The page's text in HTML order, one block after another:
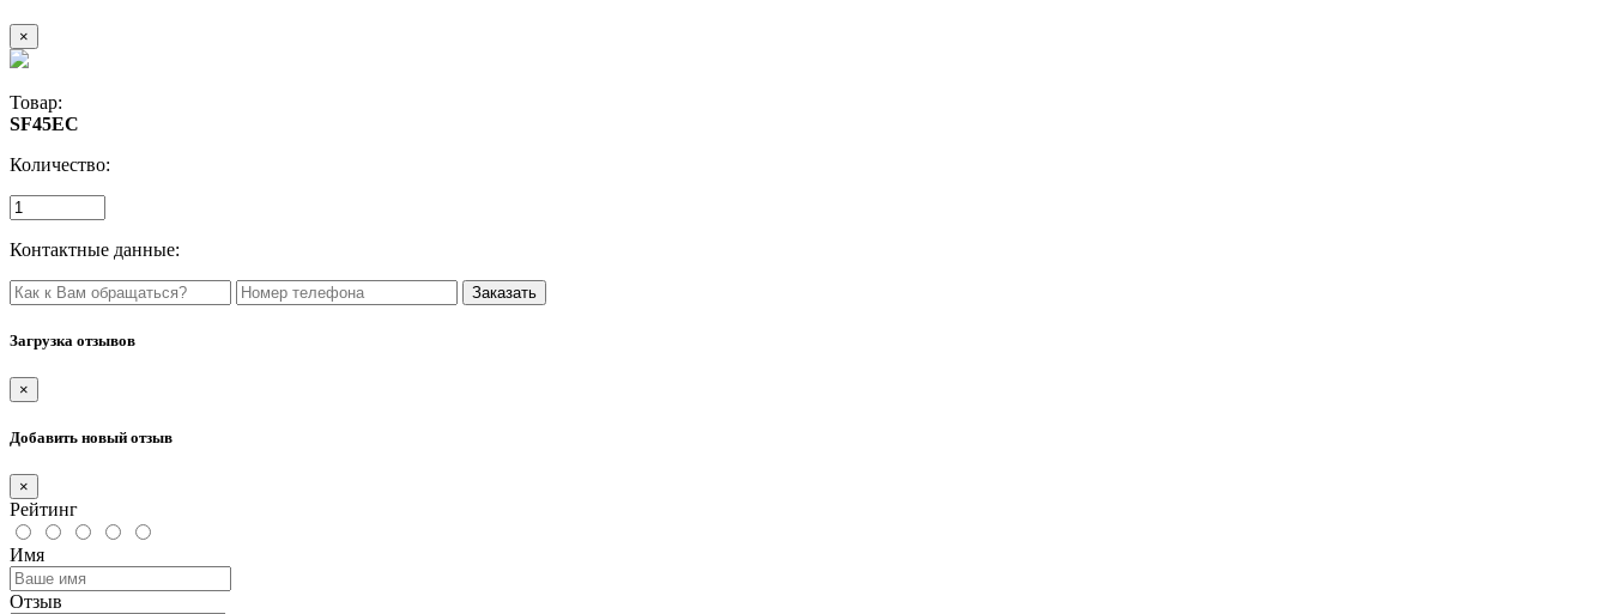
×
Товар:
SF45EC
Количество:
Контактные данные:
Загрузка отзывов
×
Добавить новый отзыв
×
Рейтинг
Имя
Отзыв